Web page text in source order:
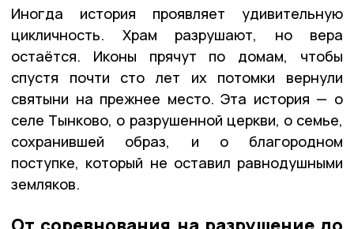
Иногда история проявляет удивительную
цикличность. Храм разрушают, но вера
остаётся. Иконы прячут по домам, чтобы
спустя почти сто лет их потомки вернули
святыни на прежнее место. Эта история — о
селе Тынково, о разрушенной церкви, о семье,
сохранившей образ, и о благородном
поступке, который не оставил равнодушными
земляков.